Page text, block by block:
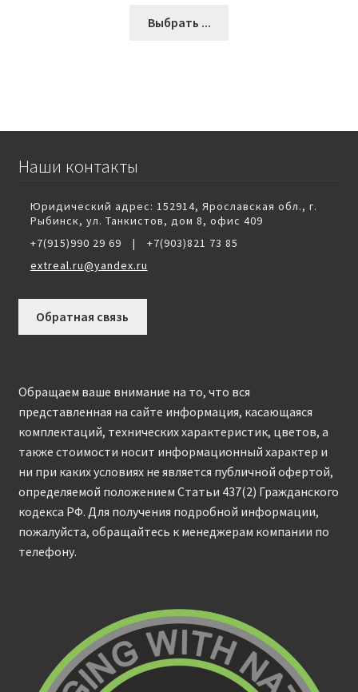
Выбрать ...
Наши контакты
Юридический адрес: 152914, Ярославская обл., г.
Рыбинск, ул. Танкистов, дом 8, офис 409
+7(915)990 29 69
|
+7(903)821 73 85
extreal.ru@yandex.ru
Обратная связь
Обращаем ваше внимание на то, что вся
представленная на сайте информация, касающаяся
комплектаций, технических характеристик, цветов, а
также стоимости носит информационный характер и
ни при каких условиях не является публичной офертой,
определяемой положением Статьи 437(2) Гражданского
кодекса РФ. Для получения подробной информации,
пожалуйста, обращайтесь к менеджерам компании по
телефону.